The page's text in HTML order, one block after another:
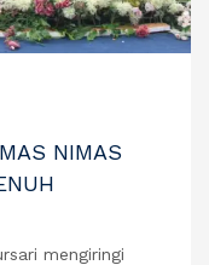
NIMAS
mengiringi